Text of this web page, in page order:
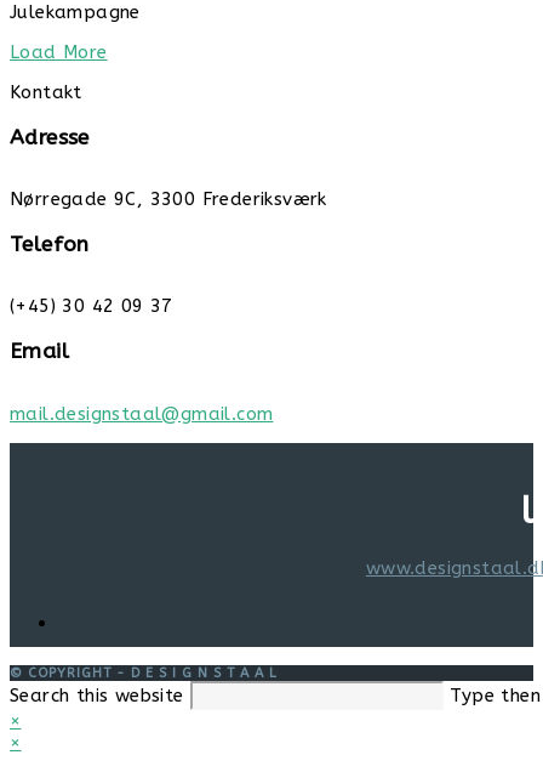
Julekampagne
Load More
Kontakt
Adresse
Nørregade 9C, 3300 Frederiksværk
Telefon
(+45) 30 42 09 37
Email
mail.designstaal@gmail.com
© COPYRIGHT - D E S I G N S T A A L
Search this website
Type
×
×